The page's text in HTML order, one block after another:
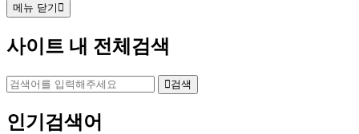
메뉴 닫기
사이트 내 전체검색
검색
인기검색어